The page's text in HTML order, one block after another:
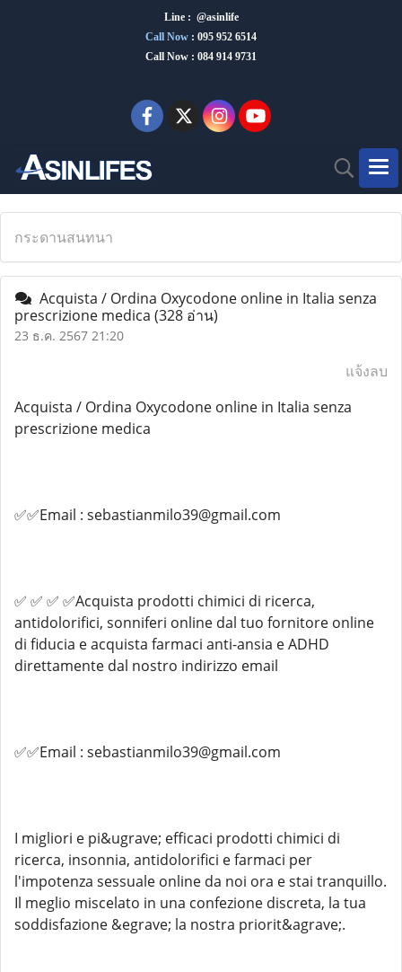
Line : @asinlife
Call Now : 095 952 6514
Call Now : 084 914 9731
กระดานสนทนา
Acquista / Ordina Oxycodone online in Italia senza
prescrizione medica (328 อ่าน)
23 ธ.ค. 2567 21:20
แจ้งลบ
Acquista / Ordina Oxycodone online in Italia senza
prescrizione medica
✅✅Email : sebastianmilo39@gmail.com
✅ ✅ ✅ ✅Acquista prodotti chimici di ricerca,
antidolorifici, sonniferi online dal tuo fornitore online
di fiducia e acquista farmaci anti-ansia e ADHD
direttamente dal nostro indirizzo email
✅✅Email : sebastianmilo39@gmail.com
I migliori e pi&ugrave; efficaci prodotti chimici di
ricerca, insonnia, antidolorifici e farmaci per
l'impotenza sessuale online da noi ora e stai tranquillo.
Il meglio miscelato in una confezione discreta, la tua
soddisfazione &egrave; la nostra priorit&agrave;.